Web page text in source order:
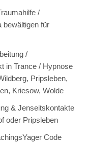
/
bewältigen für
/
in Trance / Hypnose
Pripsleben,
Kriesow, Wolde
& Jenseitskontakte
oder Pripsleben
Code